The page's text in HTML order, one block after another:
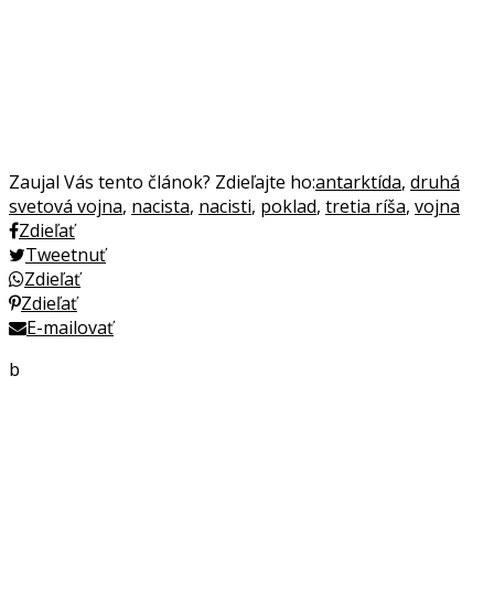
Zaujal Vás tento článok? Zdieľajte ho:antarktída, druhá
svetová vojna, nacista, nacisti, poklad, tretia ríša, vojna
Zdieľať
Tweetnuť
Zdieľať
Zdieľať
E-mailovať
b